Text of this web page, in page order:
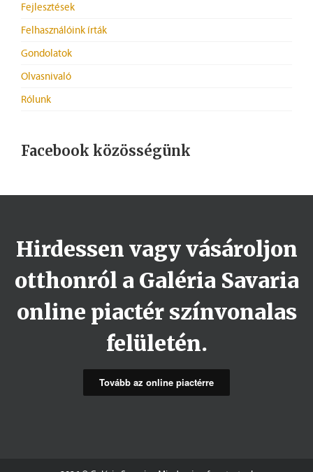
Fejlesztések
Felhasználóink írták
Gondolatok
Olvasnivaló
Rólunk
Facebook közösségünk
Hirdessen vagy vásároljon
otthonról a Galéria Savaria
online piactér színvonalas
felületén.
Tovább az online piactérre